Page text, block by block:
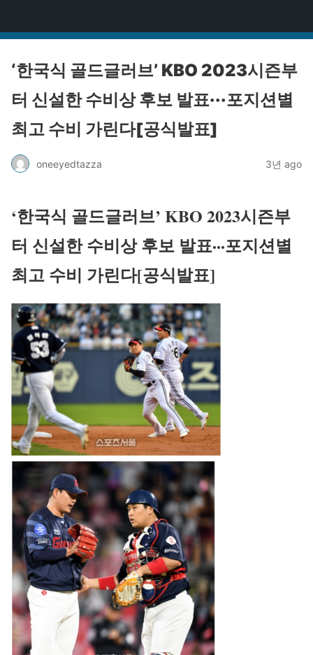
‘한국식 골드글러브’ KBO 2023시즌부
터 신설한 수비상 후보 발표···포지션별
최고 수비 가린다[공식발표]
oneeyedtazza 3년 ago
‘한국식 골드글러브’ KBO 2023시즌부
터 신설한 수비상 후보 발표···포지션별
최고 수비 가린다[공식발표]